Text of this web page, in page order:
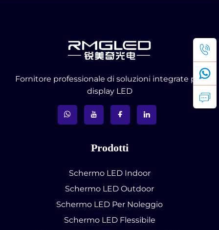
Fornitore professionale di soluzioni integrate per
display LED
Prodotti
Schermo LED Indoor
Schermo LED Outdoor
Schermo LED Per Noleggio
Schermo LED Flessibile